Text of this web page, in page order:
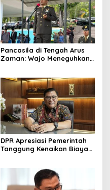
Pancasila di Tengah Arus
Zaman: Wajo Meneguhkan
DPR Apresiasi Pemerintah
Tanggung Kenaikan Biaya